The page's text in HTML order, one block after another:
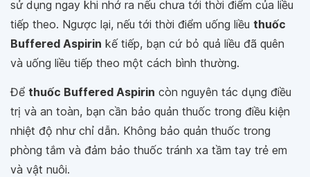
sử dụng ngay khi nhớ ra nếu chưa tới thời điểm của liều
tiếp theo. Ngược lại, nếu tới thời điểm uống liều thuốc
Buffered Aspirin kế tiếp, bạn cứ bỏ quả liều đã quên
và uống liều tiếp theo một cách bình thường.
Để thuốc Buffered Aspirin còn nguyên tác dụng điều
trị và an toàn, bạn cần bảo quản thuốc trong điều kiện
nhiệt độ như chỉ dẫn. Không bảo quản thuốc trong
phòng tắm và đảm bảo thuốc tránh xa tầm tay trẻ em
và vật nuôi.